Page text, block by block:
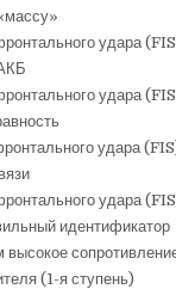
удара
удара
удара
удара
идентификатор
(1-я ступень)